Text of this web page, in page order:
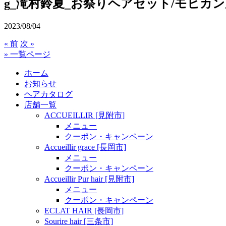
g_滝村鈴夏_お祭りヘアセット/モヒカ
2023/08/04
« 前 次 »
» 一覧ページ
ホーム
お知らせ
ヘアカタログ
店舗一覧
ACCUEILLIR [見附市]
メニュー
クーポン・キャンペーン
Accueillir grace [長岡市]
メニュー
クーポン・キャンペーン
Accueillir Pur hair [見附市]
メニュー
クーポン・キャンペーン
ECLAT HAIR [長岡市]
Sourire hair [三条市]